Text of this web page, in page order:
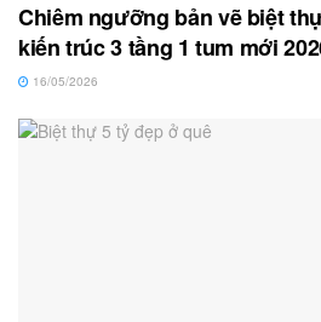
Chiêm ngưỡng bản vẽ biệt
kiến trúc 3 tầng 1 tum mới
16/05/2026